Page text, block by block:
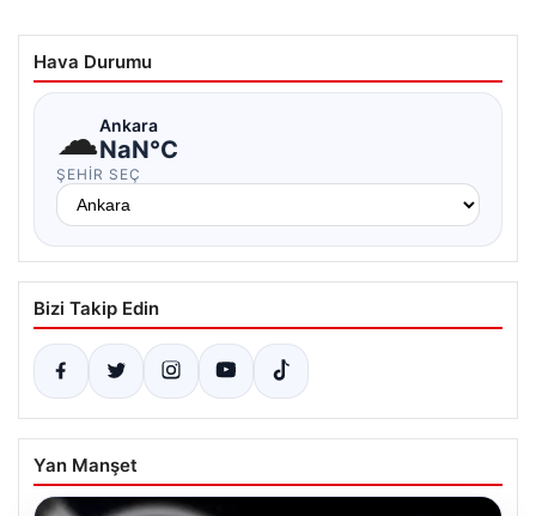
Hava Durumu
☁Ankara
NaN°C
ŞEHIR SEÇ
Bizi Takip Edin
Yan Manşet